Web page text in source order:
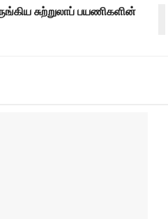
சுற்றுலாப் பயணிகளின்